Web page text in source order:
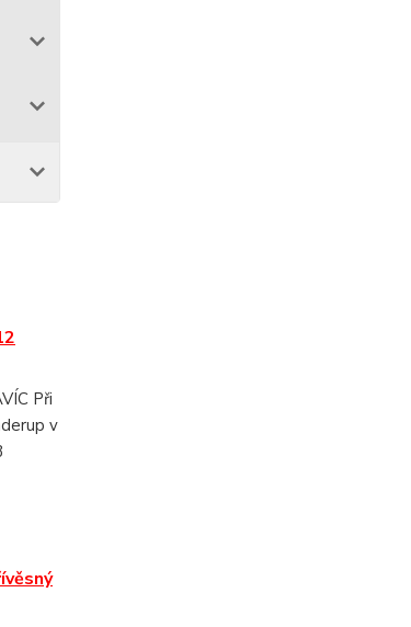
Při
v